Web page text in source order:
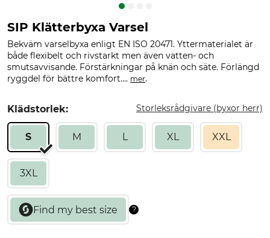
SIP Klätterbyxa Varsel
Bekväm varselbyxa enligt EN ISO 20471. Yttermaterialet är
både flexibelt och rivstarkt men även vatten- och
smutsavvisande. Förstärkningar på knän och säte. Förlängd
ryggdel för bättre komfort.... mer.
Klädstorlek: Storleksrådgivare (byxor herr)
S M L XL XXL
3XL